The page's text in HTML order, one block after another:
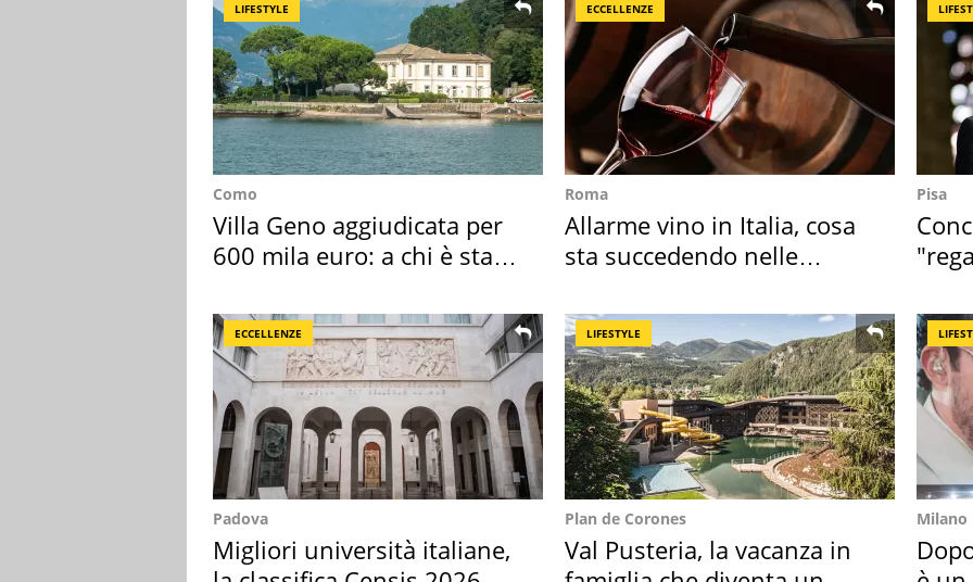
LIFESTYLE
Como
Villa Geno aggiudicata per
600 mila euro: a chi è stata
ECCELLENZE
Roma
Allarme vino in Italia, cosa
sta succedendo nelle
Pisa
ECCELLENZE
Padova
Migliori università italiane,
LIFESTYLE
Plan de Corones
Val Pusteria, la vacanza in
Milano